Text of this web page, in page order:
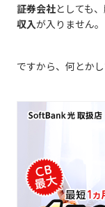
証券会社としても
収入が入りません。
ですから、何とか